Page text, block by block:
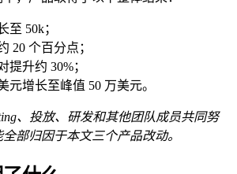
至 50k；
20 个百分点；
提升约 30%；
元增长至峰值 50 万美元。
、投放、研发和其他团队成员共同努
部归因于本文三个产品改动。